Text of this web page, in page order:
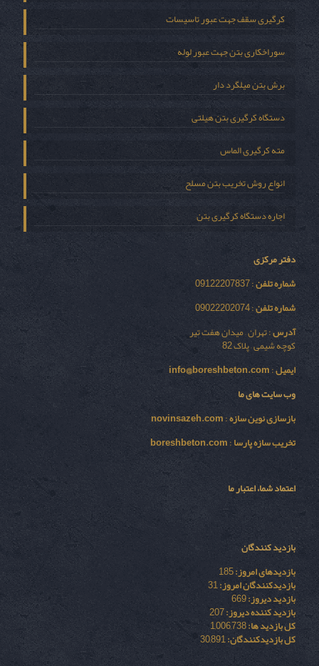
کرگیری سقف جهت عبور تاسیسات
سوراخکاری بتن جهت عبور لوله
برش بتن میلگرد دار
دستگاه کرگیری بتن هیلتی
مته کرگیری الماس
انواع روش تخریب بتن مسلح
اجاره دستگاه کرگیری بتن
دفتر مرکزی
شماره تلفن: 09122207837
شماره تلفن: 09022202074
آدرس: تهران – میدان هفت تیر
کوچه شیمی – پلاک 82
ایمیل:
info@boreshbeton.com
وب سایت های ما
بازسازی نوين سازه:
novinsazeh.com
تخریب سازه پارسا:
boreshbeton.com
اعتماد شما، اعتبار ما
بازدید کنندگان
بازدیدهای امروز:185
بازدیدکنندگان امروز:31
بازدید دیروز:669
بازدید کننده دیروز:207
کل بازدید ها:1,006,738
کل بازدیدکنند‌گان:30,891